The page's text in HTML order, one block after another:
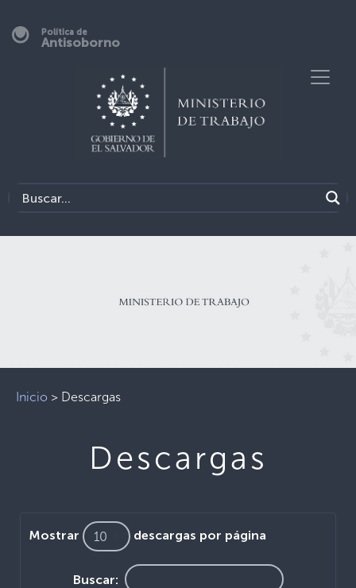
Política de
Antisoborno
Inicio > Descargas
Descargas
Mostrar descargas por página
Buscar: